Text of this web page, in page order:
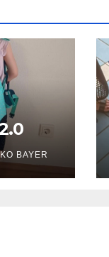
BAYER